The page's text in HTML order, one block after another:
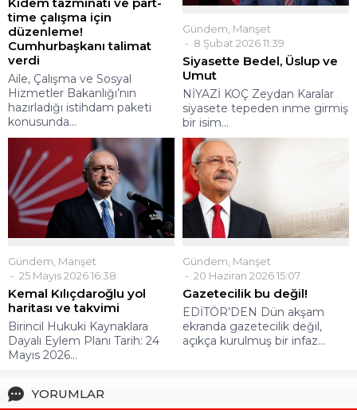
time çalışma için
düzenleme!
Cumhurbaşkanı talimat
verdi
Aile, Çalışma ve Sosyal
Hizmetler Bakanlığı’nın
hazırladığı istihdam paketi
konusunda...
Gündem Manşet
8 Şubat 2026 11:39
Siyasette Bedel, Üslup ve
Umut
NİYAZİ KOÇ Zeydan Karalar
siyasete tepeden inme girmiş
bir isim...
Gündem, Manşet
25 Mayıs 2026 16:38
Kemal Kılıçdaroğlu yol
haritası ve takvimi
Birincil Hukuki Kaynaklara
Dayalı Eylem Planı Tarih: 24
Mayıs 2026...
Gündem, Manşet
20 Haziran 2026 15:07
Gazetecilik bu değil!
EDİTÖR’DEN Dün akşam
ekranda gazetecilik değil,
açıkça kurulmuş bir infaz...
YORUMLAR